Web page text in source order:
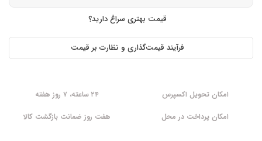
قیمت بهتری سراغ دارید؟
فرآیند قیمت‌گذاری و نظارت بر قیمت
امکان تحویل اکسپرس
۲۴ ساعته، ۷ روز هفته
امکان پرداخت در محل
هفت روز ضمانت بازگشت کالا